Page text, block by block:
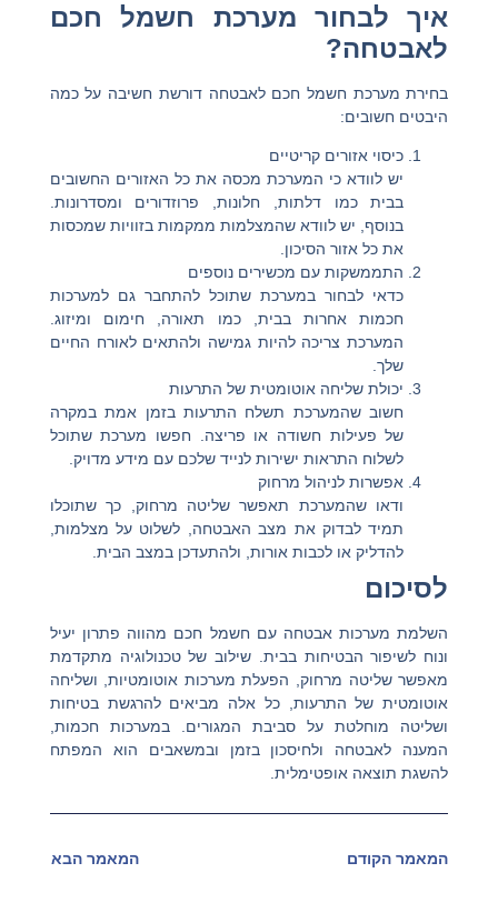
איך לבחור מערכת חשמל חכם
לאבטחה?
בחירת מערכת חשמל חכם לאבטחה דורשת חשיבה על כמה
היבטים חשובים:
כיסוי אזורים קריטיים
יש לוודא כי המערכת מכסה את כל האזורים החשובים
בבית כמו דלתות, חלונות, פרוזדורים ומסדרונות.
בנוסף, יש לוודא שהמצלמות ממקמות בזוויות שמכסות
את כל אזור הסיכון.
התממשקות עם מכשירים נוספים
כדאי לבחור במערכת שתוכל להתחבר גם למערכות
חכמות אחרות בבית, כמו תאורה, חימום ומיזוג.
המערכת צריכה להיות גמישה ולהתאים לאורח החיים
שלך.
יכולת שליחה אוטומטית של התרעות
חשוב שהמערכת תשלח התרעות בזמן אמת במקרה
של פעילות חשודה או פריצה. חפשו מערכת שתוכל
לשלוח התראות ישירות לנייד שלכם עם מידע מדויק.
אפשרות לניהול מרחוק
ודאו שהמערכת תאפשר שליטה מרחוק, כך שתוכלו
תמיד לבדוק את מצב האבטחה, לשלוט על מצלמות,
להדליק או לכבות אורות, ולהתעדכן במצב הבית.
לסיכום
השלמת מערכות אבטחה עם חשמל חכם מהווה פתרון יעיל
ונוח לשיפור הבטיחות בבית. שילוב של טכנולוגיה מתקדמת
מאפשר שליטה מרחוק, הפעלת מערכות אוטומטיות, ושליחה
אוטומטית של התרעות, כל אלה מביאים להרגשת בטיחות
ושליטה מוחלטת על סביבת המגורים. במערכות חכמות,
המענה לאבטחה ולחיסכון בזמן ובמשאבים הוא המפתח
להשגת תוצאה אופטימלית.
המאמר הקודם המאמר הבא